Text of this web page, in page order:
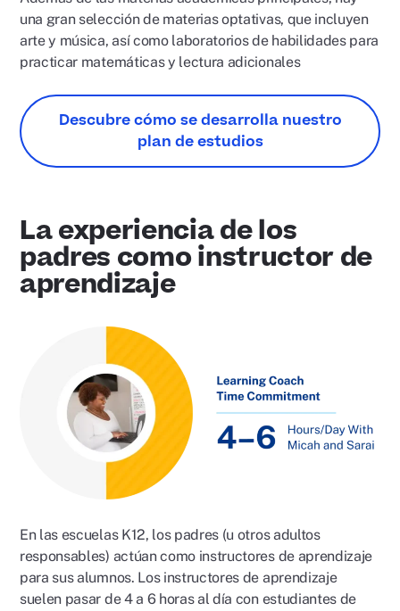
una gran selección de materias optativas, que incluyen
arte y música, así como laboratorios de habilidades para
practicar matemáticas y lectura adicionales
Descubre cómo se desarrolla nuestro
plan de estudios
La experiencia de los
padres como instructor de
aprendizaje
En las escuelas K12, los padres (u otros adultos
responsables) actúan como instructores de aprendizaje
para sus alumnos. Los instructores de aprendizaje
suelen pasar de 4 a 6 horas al día con estudiantes de